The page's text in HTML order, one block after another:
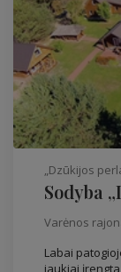
„Dzūkijos
Sodyba
Varėnos
Labai
jaukiai